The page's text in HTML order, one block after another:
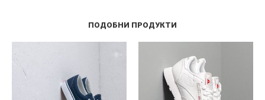
ПОДОБНИ ПРОДУКТИ